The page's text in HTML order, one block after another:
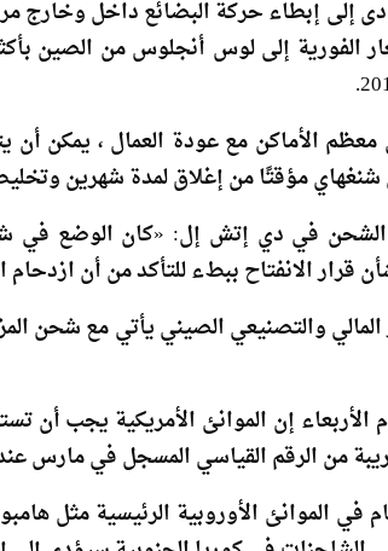
الأماكن مع عودة العمال ، يمكن أن
مؤقتًا من إغلاق لمدة شهرين
الشحن في دي إتش إل: «كان الوضع في
قرار الانفتاح ببطء للتأكد من أن ازدحام
والتصنيعي الصيني يأتي مع شحن
الأربعاء إن الموانئ الأمريكية يجب أن
القياسي المسجل في مارس عند 2.34 مليون حاوية 20
في الموانئ الأوروبية الرئيسية مثل
في كوريا الجنوبية سيؤدي إلى